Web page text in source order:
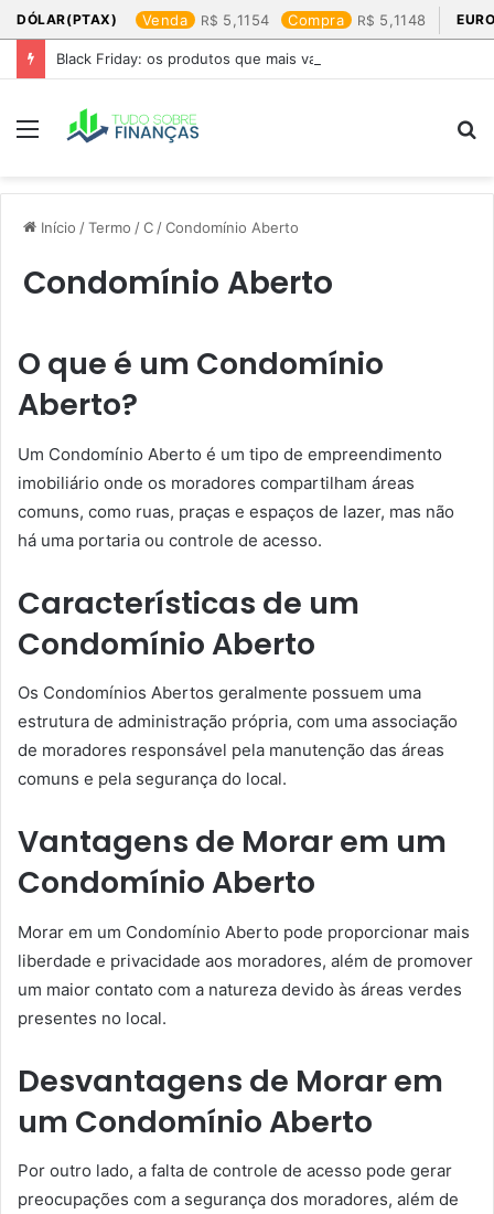
DÓLAR(PTAX) Venda 5,1154 Compra 5,1148
Black Friday: os produtos que mais valem a pena
Menu
Início /Termo /C /Condomínio Aberto
Condomínio Aberto
O que é um Condomínio
Aberto?
Um Condomínio Aberto é um tipo de empreendimento
imobiliário onde os moradores compartilham áreas
comuns, como ruas, praças e espaços de lazer, mas não
há uma portaria ou controle de acesso.
Características de um
Condomínio Aberto
Os Condomínios Abertos geralmente possuem uma
estrutura de administração própria, com uma associação
de moradores responsável pela manutenção das áreas
comuns e pela segurança do local.
Vantagens de Morar em um
Condomínio Aberto
Morar em um Condomínio Aberto pode proporcionar mais
liberdade e privacidade aos moradores, além de promover
um maior contato com a natureza devido às áreas verdes
presentes no local.
Desvantagens de Morar em
um Condomínio Aberto
Por outro lado, a falta de controle de acesso pode gerar
preocupações com a segurança dos moradores, além de